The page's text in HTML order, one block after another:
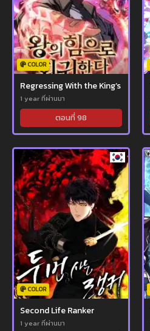
COLOR
Regressing With the King’s Power
1 year ที่ผ่านมา
ตอนที่ 98
COLOR
Second Life Ranker
1 year ที่ผ่านมา